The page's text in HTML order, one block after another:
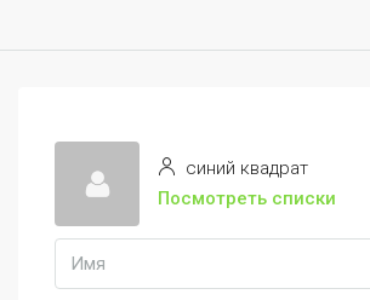
синий квадрат
Посмотреть списки